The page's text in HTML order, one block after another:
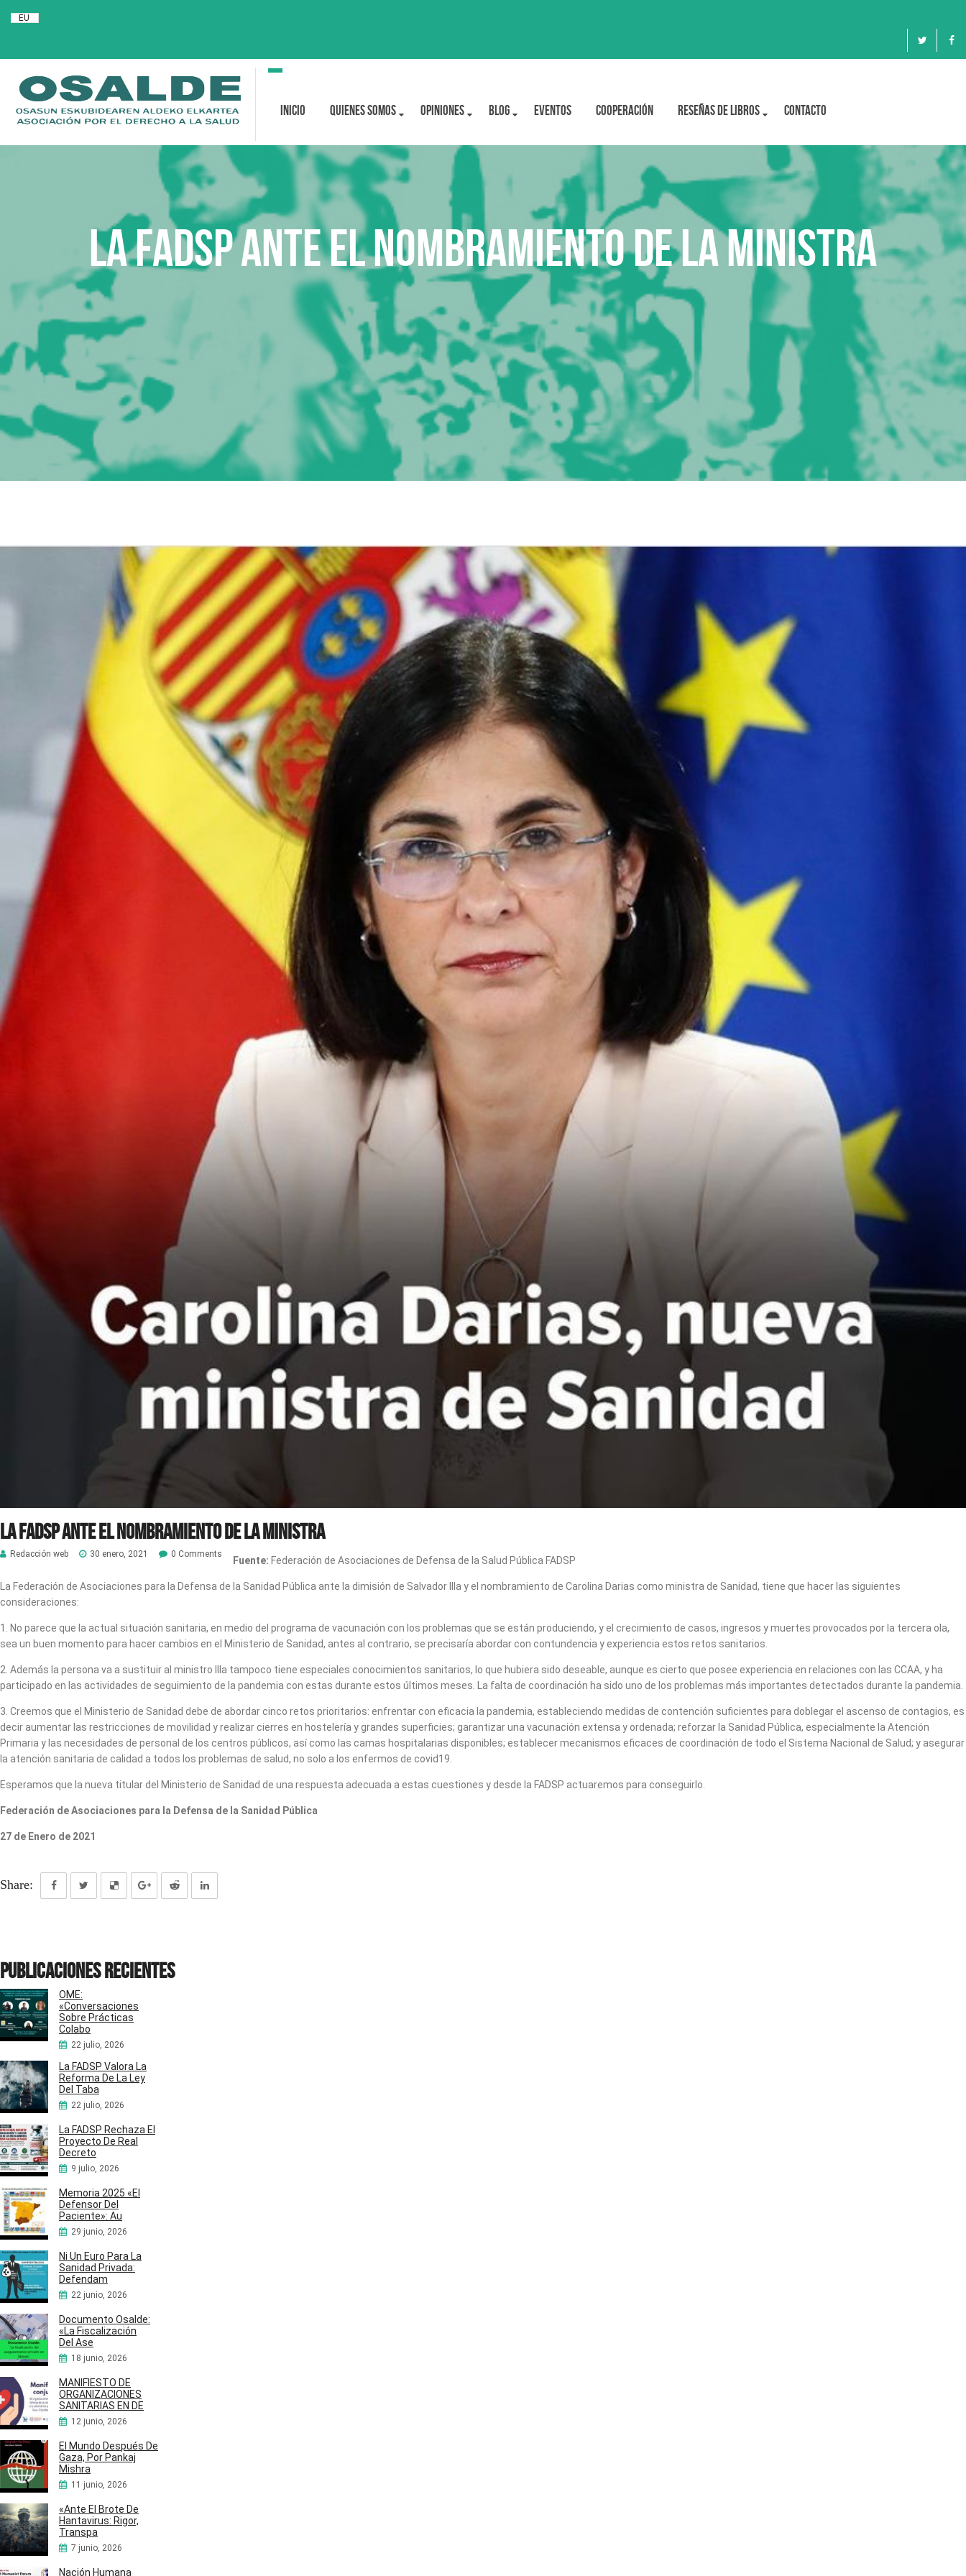
EU
Toggle
Inicio Quienes Somos OPINIONES BLOG Eventos Cooperación Reseñas de libros Contacto
La FADSP ante el nombramiento de la ministra
La FADSP ante el nombramiento de la ministra
Redacción web 30 enero, 2021 0 Comments
Fuente: Federación de Asociaciones de Defensa de la Salud Pública FADSP
La Federación de Asociaciones para la Defensa de la Sanidad Pública ante la dimisión de Salvador Illa y el nombramiento de Carolina Darias como ministra de Sanidad, tiene que hacer las siguientes
consideraciones:
1. No parece que la actual situación sanitaria, en medio del programa de vacunación con los problemas que se están produciendo, y el crecimiento de casos, ingresos y muertes provocados por la tercera ola,
sea un buen momento para hacer cambios en el Ministerio de Sanidad, antes al contrario, se precisaría abordar con contundencia y experiencia estos retos sanitarios.
2. Además la persona va a sustituir al ministro Illa tampoco tiene especiales conocimientos sanitarios, lo que hubiera sido deseable, aunque es cierto que posee experiencia en relaciones con las CCAA, y ha
participado en las actividades de seguimiento de la pandemia con estas durante estos últimos meses. La falta de coordinación ha sido uno de los problemas más importantes detectados durante la pandemia.
3. Creemos que el Ministerio de Sanidad debe de abordar cinco retos prioritarios: enfrentar con eficacia la pandemia, estableciendo medidas de contención suficientes para doblegar el ascenso de contagios, es
decir aumentar las restricciones de movilidad y realizar cierres en hostelería y grandes superficies; garantizar una vacunación extensa y ordenada; reforzar la Sanidad Pública, especialmente la Atención
Primaria y las necesidades de personal de los centros públicos, así como las camas hospitalarias disponibles; establecer mecanismos eficaces de coordinación de todo el Sistema Nacional de Salud; y asegurar
la atención sanitaria de calidad a todos los problemas de salud, no solo a los enfermos de covid19.
Esperamos que la nueva titular del Ministerio de Sanidad de una respuesta adecuada a estas cuestiones y desde la FADSP actuaremos para conseguirlo.
Federación de Asociaciones para la Defensa de la Sanidad Pública
27 de Enero de 2021
Share:
Publicaciones recientes
OME:
«Conversaciones
Sobre Prácticas
Colabo
22 julio, 2026
La FADSP Valora La
Reforma De La Ley
Del Taba
22 julio, 2026
La FADSP Rechaza El
Proyecto De Real
Decreto
9 julio, 2026
Memoria 2025 «El
Defensor Del
Paciente»: Au
29 junio, 2026
Ni Un Euro Para La
Sanidad Privada:
Defendam
22 junio, 2026
Documento Osalde:
«La Fiscalización
Del Ase
18 junio, 2026
MANIFIESTO DE
ORGANIZACIONES
SANITARIAS EN DE
12 junio, 2026
El Mundo Después De
Gaza, Por Pankaj
Mishra
11 junio, 2026
«Ante El Brote De
Hantavirus: Rigor,
Transpa
7 junio, 2026
Nación Humana